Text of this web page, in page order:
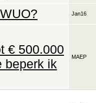
Jan16
€ 500.000
beperk ik
MAEP